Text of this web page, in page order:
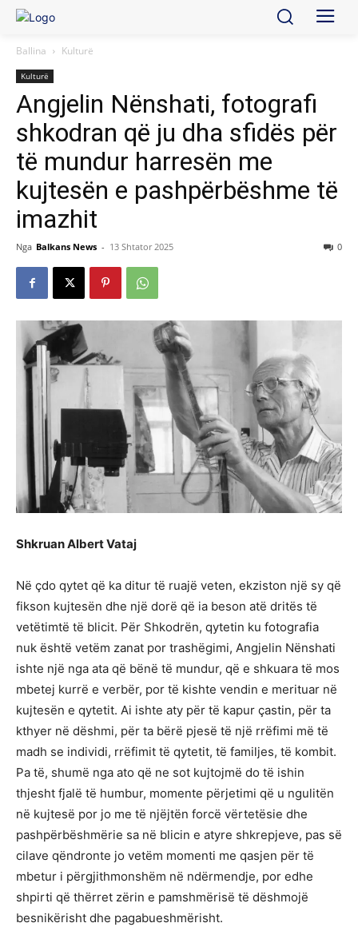
Ballina Kulturë
Kulturë
Angjelin Nënshati, fotografi
shkodran që ju dha sfidës për
të mundur harresën me
kujtesën e pashpërbëshme të
imazhit
Nga Balkans News - 13 Shtator 2025 0
Shkruan Albert Vataj
Në çdo qytet që ka ditur të ruajë veten, ekziston një sy që
fikson kujtesën dhe një dorë që ia beson atë dritës të
vetëtimtë të blicit. Për Shkodrën, qytetin ku fotografia
nuk është vetëm zanat por trashëgimi, Angjelin Nënshati
ishte një nga ata që bënë të mundur, që e shkuara të mos
mbetej kurrë e verbër, por të kishte vendin e merituar në
kujtesën e qytetit. Ai ishte aty për të kapur çastin, për ta
kthyer në dëshmi, për ta bërë pjesë të një rrëfimi më të
madh se individi, rrëfimit të qytetit, të familjes, të kombit.
Pa të, shumë nga ato që ne sot kujtojmë do të ishin
thjesht fjalë të humbur, momente përjetimi që u ngulitën
në kujtesë por jo me të njëjtën forcë vërtetësie dhe
pashpërbëshmërie sa në blicin e atyre shkrepjeve, pas së
cilave qëndronte jo vetëm momenti me qasjen për të
mbetur i përgjithmonshëm në ndërmendje, por edhe
shpirti që thërret zërin e pamshmërisë të dëshmojë
besnikërisht dhe pagabueshmërisht.